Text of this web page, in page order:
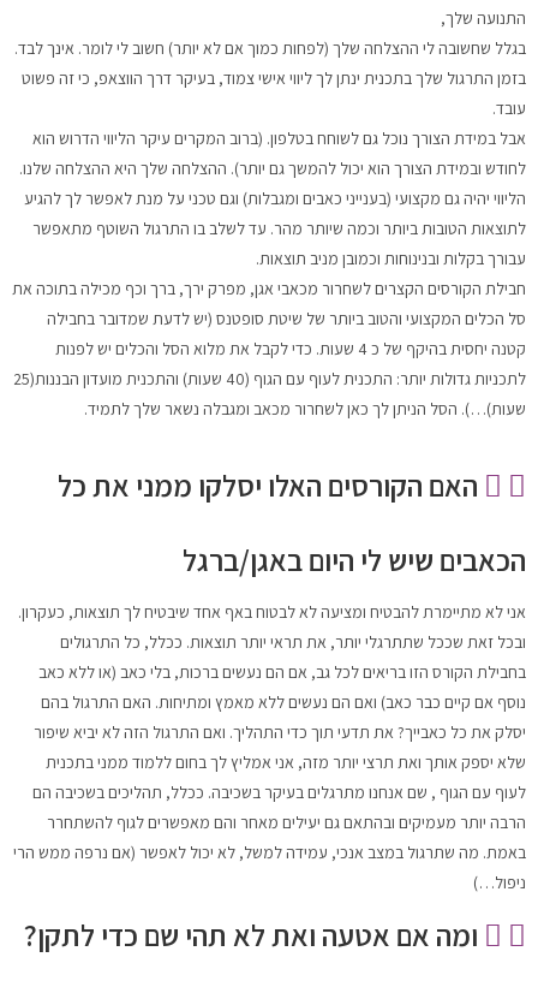
התנועה שלך,
בגלל שחשובה לי ההצלחה שלך (לפחות כמוך אם לא יותר) חשוב לי לומר. אינך לבד.
בזמן התרגול שלך בתכנית ינתן לך ליווי אישי צמוד, בעיקר דרך הווצאפ, כי זה פשוט
עובד.
אבל במידת הצורך נוכל גם לשוחח בטלפון. (ברוב המקרים עיקר הליווי הדרוש הוא
לחודש ובמידת הצורך הוא יכול להמשך גם יותר). ההצלחה שלך היא ההצלחה שלנו.
הליווי יהיה גם מקצועי (בענייני כאבים ומגבלות) וגם טכני על מנת לאפשר לך להגיע
לתוצאות הטובות ביותר וכמה שיותר מהר. עד לשלב בו התרגול השוטף מתאפשר
עבורך בקלות ובנינוחות וכמובן מניב תוצאות.
חבילת הקורסים הקצרים לשחרור מכאבי אגן, מפרק ירך, ברך וכף מכילה בתוכה את
סל הכלים המקצועי והטוב ביותר של שיטת סופטנס (יש לדעת שמדובר בחבילה
קטנה יחסית בהיקף של כ 4 שעות. כדי לקבל את מלוא הסל והכלים יש לפנות
לתכניות גדולות יותר: התכנית לעוף עם הגוף (40 שעות) והתכנית מועדון הבננות(25
שעות)…). הסל הניתן לך כאן לשחרור מכאב ומגבלה נשאר שלך לתמיד.
האם הקורסים האלו יסלקו ממני את כל
הכאבים שיש לי היום באגן/ברגל
אני לא מתיימרת להבטיח ומציעה לא לבטוח באף אחד שיבטיח לך תוצאות, כעקרון.
ובכל זאת שככל שתתרגלי יותר, את תראי יותר תוצאות. ככלל, כל התרגולים
בחבילת הקורס הזו בריאים לכל גב, אם הם נעשים ברכות, בלי כאב (או ללא כאב
נוסף אם קיים כבר כאב) ואם הם נעשים ללא מאמץ ומתיחות. האם התרגול בהם
יסלק את כל כאבייך? את תדעי תוך כדי התהליך. ואם התרגול הזה לא יביא שיפור
שלא יספק אותך ואת תרצי יותר מזה, אני אמליץ לך בחום ללמוד ממני בתכנית
לעוף עם הגוף , שם אנחנו מתרגלים בעיקר בשכיבה. ככלל, תהליכים בשכיבה הם
הרבה יותר מעמיקים ובהתאם גם יעילים מאחר והם מאפשרים לגוף להשתחרר
באמת. מה שתרגול במצב אנכי, עמידה למשל, לא יכול לאפשר (אם נרפה ממש הרי
ניפול…)
ומה אם אטעה ואת לא תהי שם כדי לתקן?